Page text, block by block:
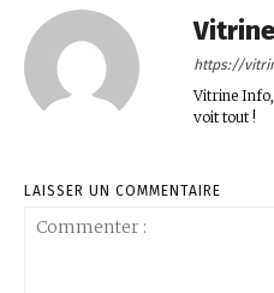
https://
Vitrine
voit tout !
LAISSER UN COMMENTAIRE